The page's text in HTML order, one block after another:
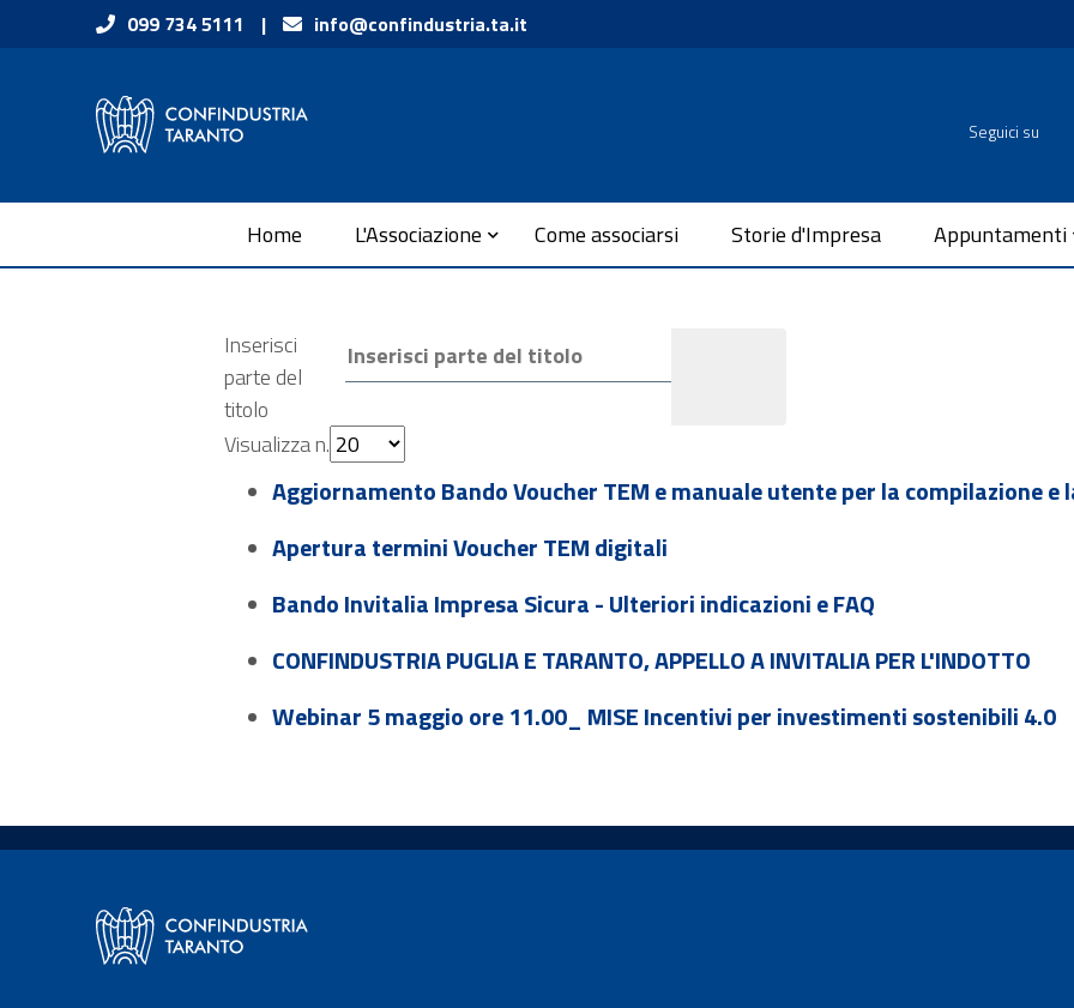
Vai ai contenuti099 734 5111 | info@confindustria.ta.it
Seguici su
Home L'Associazione Come associarsi Storie d'Impresa Appuntamenti
Inserisci
parte del
titolo
Visualizza n.
Aggiornamento Bando Voucher TEM e manuale utente per la compilazione
Apertura termini Voucher TEM digitali
Bando Invitalia Impresa Sicura - Ulteriori indicazioni e FAQ
CONFINDUSTRIA PUGLIA E TARANTO, APPELLO A INVITALIA PER L'INDOTTO
Webinar 5 maggio ore 11.00_ MISE Incentivi per investimenti sostenibili 4.0